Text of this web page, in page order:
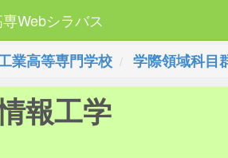
Webシラバス
業高等専門学校 学際領域科目
報工学